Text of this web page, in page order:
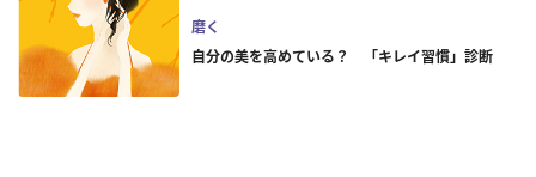
磨く
自分の美を高めている？ 「キレイ習慣」診断